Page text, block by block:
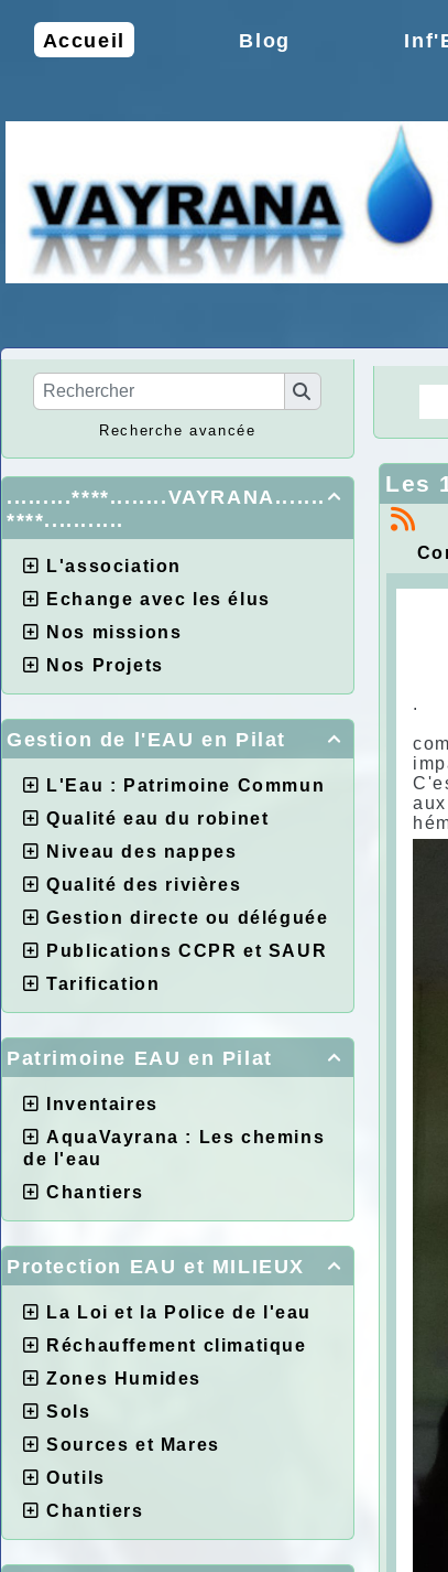
Accueil Blog
Recherche avancée

.........****........VAYRANA.......
****...........
L'association
Echange avec les élus
Nos missions
Nos Projets

Gestion de l'EAU en Pilat
L'Eau : Patrimoine Commun
Qualité eau du robinet
Niveau des nappes
Qualité des rivières
Gestion directe ou déléguée
Publications CCPR et SAUR
Tarification

Patrimoine EAU en Pilat
Inventaires
AquaVayrana : Les chemins
de l'eau
Chantiers

Protection EAU et MILIEUX
La Loi et la Police de l'eau
Réchauffement climatique
Zones Humides
Sols
Sources et Mares
Outils
Chantiers
Les
.